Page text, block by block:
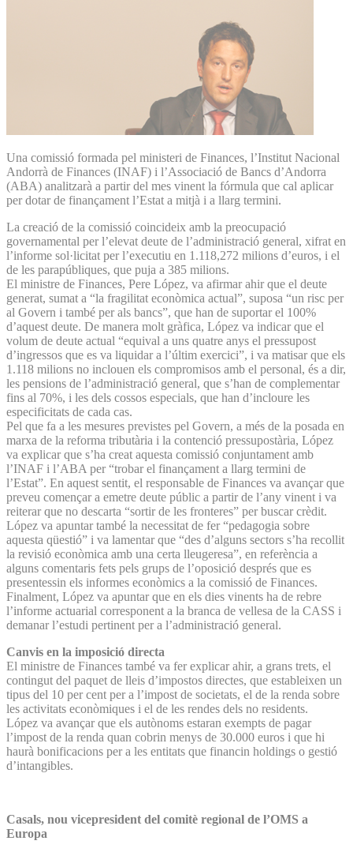
Una comissió formada pel ministeri de Finances, l’Institut Nacional
Andorrà de Finances (INAF) i l’Associació de Bancs d’Andorra
(ABA) analitzarà a partir del mes vinent la fórmula que cal aplicar
per dotar de finançament l’Estat a mitjà i a llarg termini.
La creació de la comissió coincideix amb la preocupació
governamental per l’elevat deute de l’administració general, xifrat en
l’informe sol·licitat per l’executiu en 1.118,272 milions d’euros, i el
de les parapúbliques, que puja a 385 milions.
El ministre de Finances, Pere López, va afirmar ahir que el deute
generat, sumat a “la fragilitat econòmica actual”, suposa “un risc per
al Govern i també per als bancs”, que han de suportar el 100%
d’aquest deute. De manera molt gràfica, López va indicar que el
volum de deute actual “equival a uns quatre anys el pressupost
d’ingressos que es va liquidar a l’últim exercici”, i va matisar que els
1.118 milions no inclouen els compromisos amb el personal, és a dir,
les pensions de l’administració general, que s’han de complementar
fins al 70%, i les dels cossos especials, que han d’incloure les
especificitats de cada cas.
Pel que fa a les mesures previstes pel Govern, a més de la posada en
marxa de la reforma tributària i la contenció pressupostària, López
va explicar que s’ha creat aquesta comissió conjuntament amb
l’INAF i l’ABA per “trobar el finançament a llarg termini de
l’Estat”. En aquest sentit, el responsable de Finances va avançar que
preveu començar a emetre deute públic a partir de l’any vinent i va
reiterar que no descarta “sortir de les fronteres” per buscar crèdit.
López va apuntar també la necessitat de fer “pedagogia sobre
aquesta qüestió” i va lamentar que “des d’alguns sectors s’ha recollit
la revisió econòmica amb una certa lleugeresa”, en referència a
alguns comentaris fets pels grups de l’oposició després que es
presentessin els informes econòmics a la comissió de Finances.
Finalment, López va apuntar que en els dies vinents ha de rebre
l’informe actuarial corresponent a la branca de vellesa de la CASS i
demanar l’estudi pertinent per a l’administració general.
Canvis en la imposició directa
El ministre de Finances també va fer explicar ahir, a grans trets, el
contingut del paquet de lleis d’impostos directes, que estableixen un
tipus del 10 per cent per a l’impost de societats, el de la renda sobre
les activitats econòmiques i el de les rendes dels no residents.
López va avançar que els autònoms estaran exempts de pagar
l’impost de la renda quan cobrin menys de 30.000 euros i que hi
haurà bonificacions per a les entitats que financin holdings o gestió
d’intangibles.
Casals, nou vicepresident del comitè regional de l’OMS a
Europa